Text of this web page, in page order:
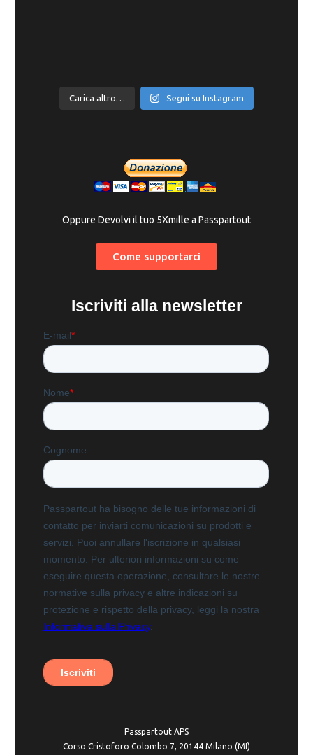
Carica altro… Segui su Instagram
Oppure Devolvi il tuo 5Xmille a Passpartout
Come supportarci
Iscriviti alla newsletter
Passpartout APS
Corso Cristoforo Colombo 7, 20144 Milano (MI)